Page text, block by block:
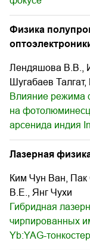
Физика
Лендяшова В.В.,
Шугабаев
Влияние режима
на
арсенида индия
Лазерная
Ким Чун Ван,
В.Е., Янг Чухи
Гибридная
чирпированных
Yb:YAG-